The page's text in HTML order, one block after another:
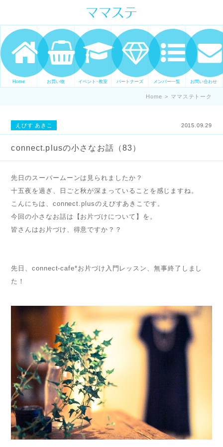
ママの才能発信します。 手づくり
表現ステージ ママステ スキル・セ
ンスを表現したいママが集まって
ます。
Home お買い物 イベント･教室 パートナーズ メンバー一覧 お問い合わせ
Home > ママステトーク
えびす あきこ 2015.09.29
connect.plusの小さなお話（83）
先日のスーパームーンは見られましたか？
十五夜を過ぎ、日ごと秋が深まっていることを感じますね。
こんにちは、connect.plusのえびすあきこです。
今回の小さなお話は【お片づけについて】を。
皆さんはお片づけ、得意ですか？？
先日、connect-cafe*お片づけ入門レッスン、無事終了しまし
た！